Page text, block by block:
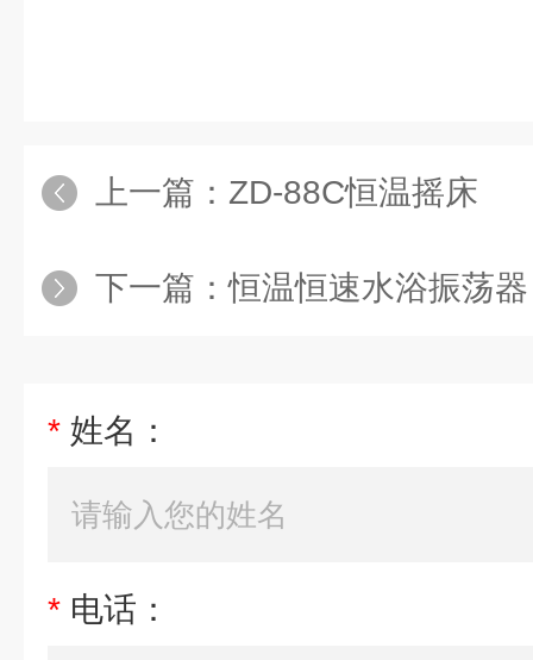
上一篇： ZD-88C恒温摇床
下一篇：恒温恒速水浴振荡器
* 姓名：
* 电话：